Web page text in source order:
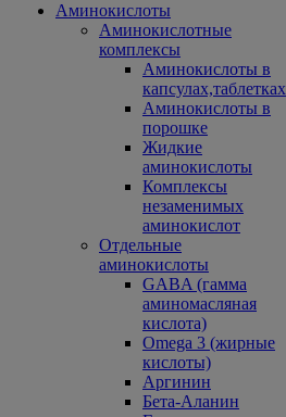
Аминокислоты
Аминокислотные
комплексы
Аминокислоты в
капсулах,таблетках
Аминокислоты в
порошке
Жидкие
аминокислоты
Комплексы
незаменимых
аминокислот
Отдельные
аминокислоты
GABA (гамма
аминомасляная
кислота)
Omega 3 (жирные
кислоты)
Аргинин
Бета-Аланин